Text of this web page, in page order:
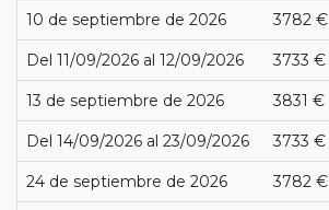
10 de septiembre de 2026 3782 €
Del 11/09/2026 al 12/09/2026 3733 €
13 de septiembre de 2026 3831 €
Del 14/09/2026 al 23/09/2026 3733 €
24 de septiembre de 2026 3782 €